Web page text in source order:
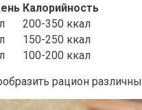
Калорийность
200-350 ккал
150-250 ккал
100-200 ккал
рацион